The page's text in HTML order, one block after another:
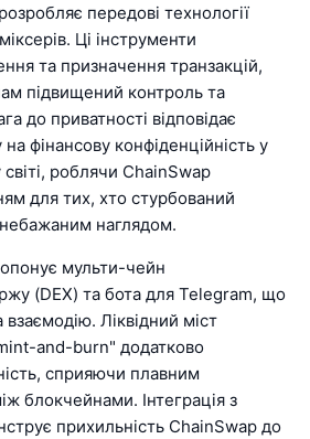
передові технології
Ці інструменти
та призначення транзакцій,
підвищений контроль та
до приватності відповідає
фінансову конфіденційність у
роблячи ChainSwap
для тих, хто стурбований
наглядом.
мульти-чейн
(DEX) та бота для Telegram, що
Ліквідний міст
and-burn" додатково
сприяючи плавним
блокчейнами. Інтеграція з
прихильність ChainSwap до